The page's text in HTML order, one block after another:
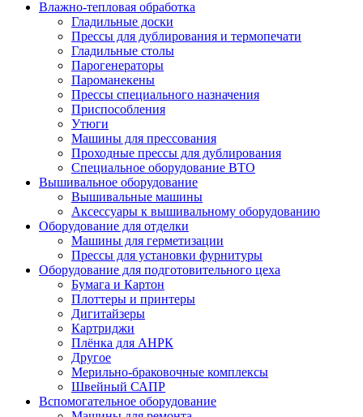
Влажно-тепловая обработка
Гладильные доски
Прессы для дублирования и термопечати
Гладильные столы
Парогенераторы
Пароманекены
Прессы специального назначения
Приспособления
Утюги
Машины для прессования
Проходные прессы для дублирования
Специальное оборудование ВТО
Вышивальное оборудование
Вышивальные машины
Аксессуары к вышивальному оборудованию
Оборудование для отделки
Машины для герметизации
Прессы для установки фурнитуры
Оборудование для подготовительного цеха
Бумага и Картон
Плоттеры и принтеры
Дигитайзеры
Картриджи
Плёнка для АНРК
Другое
Мерильно-браковочные комплексы
Швейный САПР
Вспомогательное оборудование